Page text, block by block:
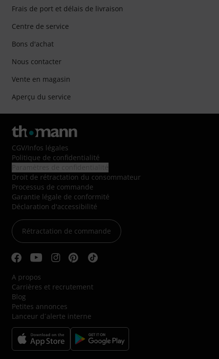
Frais de port et délais de livraison
Centre de service
Bons d'achat
Nous contacter
Vente en magasin
Aperçu du service
CGV/Infos légales
Politique de confidentialité
Droit de rétractation du consommateur
Processus de commande
Garantie légale de conformité
Déclaration d'accessibilité
Rétractation de commande
A propos
Carrières et recrutement
Blog
Petites annonces
Lanceur d´alerte interne